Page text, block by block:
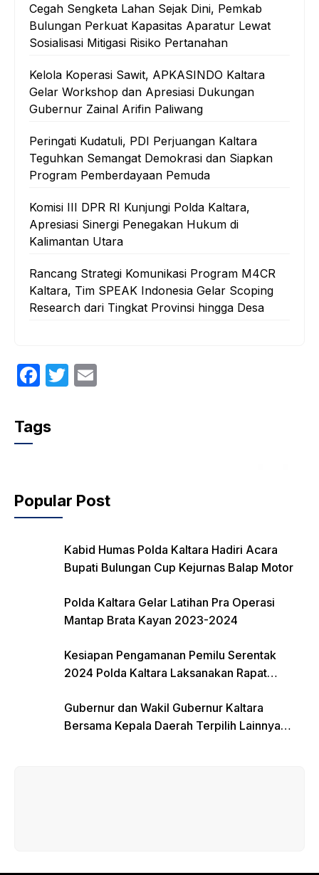
Cegah Sengketa Lahan Sejak Dini, Pemkab
Bulungan Perkuat Kapasitas Aparatur Lewat
Sosialisasi Mitigasi Risiko Pertanahan
Kelola Koperasi Sawit, APKASINDO Kaltara
Gelar Workshop dan Apresiasi Dukungan
Gubernur Zainal Arifin Paliwang
Peringati Kudatuli, PDI Perjuangan Kaltara
Teguhkan Semangat Demokrasi dan Siapkan
Program Pemberdayaan Pemuda
Komisi III DPR RI Kunjungi Polda Kaltara,
Apresiasi Sinergi Penegakan Hukum di
Kalimantan Utara
Rancang Strategi Komunikasi Program M4CR
Kaltara, Tim SPEAK Indonesia Gelar Scoping
Research dari Tingkat Provinsi hingga Desa
F
c
e
o
o
T
Tags
Popular Post
Kabid Humas Polda Kaltara Hadiri Acara
Bupati Bulungan Cup Kejurnas Balap Motor
Polda Kaltara Gelar Latihan Pra Operasi
Mantap Brata Kayan 2023-2024
Kesiapan Pengamanan Pemilu Serentak
2024 Polda Kaltara Laksanakan Rapat
Gubernur dan Wakil Gubernur Kaltara
Bersama Kepala Daerah Terpilih Lainnya